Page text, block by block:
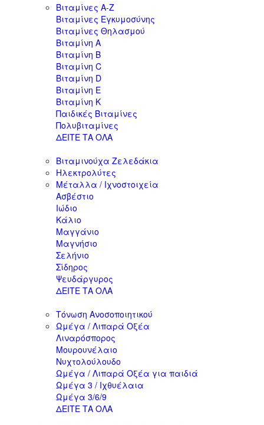
Βιταμίνες Α-Ζ
Βιταμίνες Εγκυμοσύνης
Βιταμίνες Θηλασμού
Βιταμίνη A
Βιταμίνη B
Βιταμίνη C
Βιταμίνη D
Βιταμίνη E
Βιταμίνη K
Παιδικές Βιταμίνες
Πολυβιταμίνες
ΔΕΙΤΕ ΤΑ ΟΛΑ
Βιταμινούχα Ζελεδάκια
Ηλεκτρολύτες
Μέταλλα / Ιχνοστοιχεία
Ασβέστιο
Ιώδιο
Κάλιο
Μαγγάνιο
Μαγνήσιο
Σελήνιο
Σίδηρος
Ψευδάργυρος
ΔΕΙΤΕ ΤΑ ΟΛΑ
Τόνωση Ανοσοποιητικού
Ωμέγα / Λιπαρά Οξέα
Λιναρόσπορος
Μουρουνέλαιο
Νυχτολούλουδο
Ωμέγα / Λιπαρά Οξέα για παιδιά
Ωμέγα 3 / Ιχθυέλαια
Ωμέγα 3/6/9
ΔΕΙΤΕ ΤΑ ΟΛΑ